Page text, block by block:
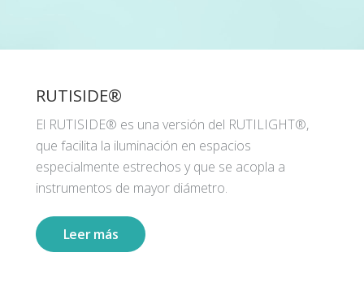
RUTISIDE®
El RUTISIDE® es una versión del RUTILIGHT®,
que facilita la iluminación en espacios
especialmente estrechos y que se acopla a
instrumentos de mayor diámetro.
Leer más